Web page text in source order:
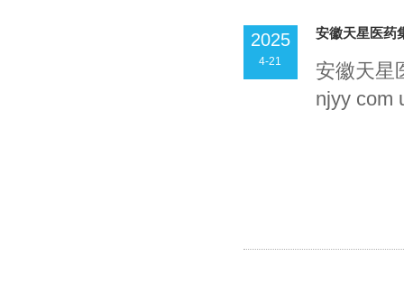
2025
4-21
安徽天星医药
安徽天星
njyy com